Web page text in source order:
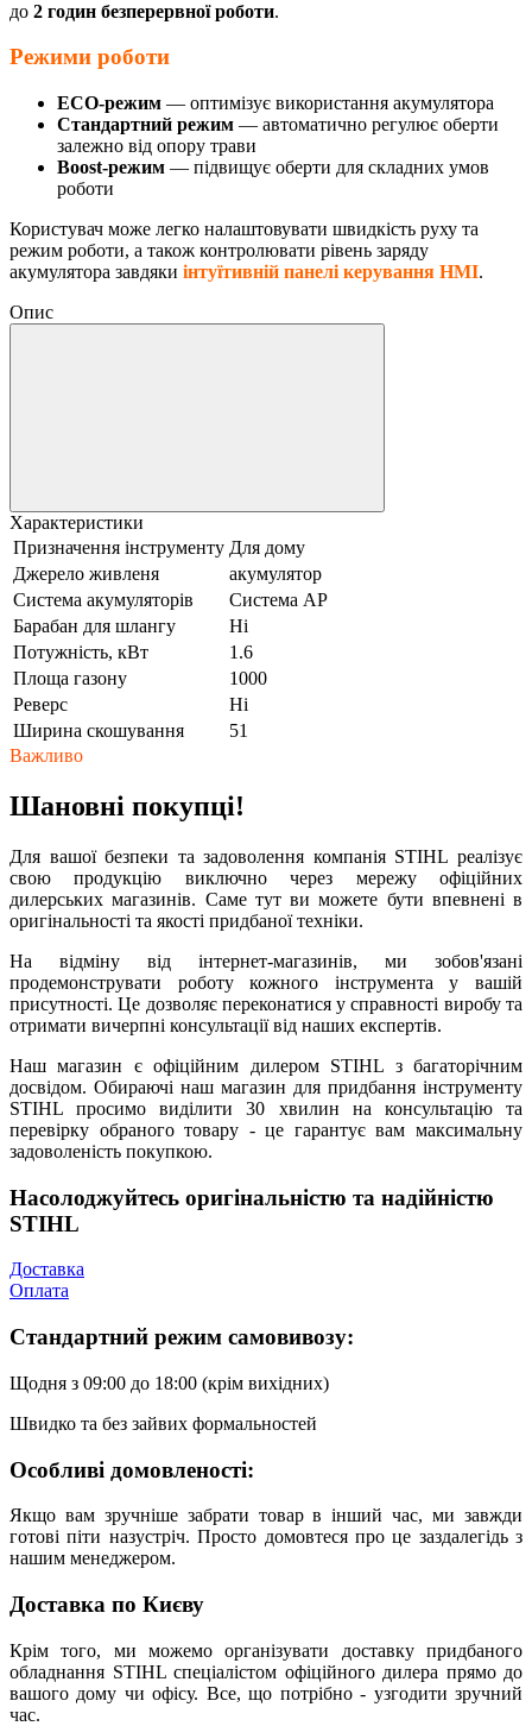
до 2 годин безперервної роботи.
Режими роботи
ECO-режим — оптимізує використання акумулятора
Стандартний режим — автоматично регулює оберти
залежно від опору трави
Boost-режим — підвищує оберти для складних умов
роботи
Користувач може легко налаштовувати швидкість руху та
режим роботи, а також контролювати рівень заряду
акумулятора завдяки інтуїтивній панелі керування HMI.
Опис
Характеристики
Призначення інструменту Для дому
Джерело живленя
акумулятор
Cистема акумуляторів
Система AP
Барабан для шлангу
Ні
Потужність, кВт
1.6
Площа газону
1000
Реверс
Ні
Ширина скошування
51
Важливо
Шановні покупці!
Для вашої безпеки та задоволення компанія STIHL реалізує
свою продукцію виключно через мережу офіційних
дилерських магазинів. Саме тут ви можете бути впевнені в
оригінальності та якості придбаної техніки.
На відміну від інтернет-магазинів, ми зобов'язані
продемонструвати роботу кожного інструмента у вашій
присутності. Це дозволяє переконатися у справності виробу та
отримати вичерпні консультації від наших експертів.
Наш магазин є офіційним дилером STIHL з багаторічним
досвідом. Обираючі наш магазин для придбання інструменту
STIHL просимо виділити 30 хвилин на консультацію та
перевірку обраного товару - це гарантує вам максимальну
задоволеність покупкою.
Насолоджуйтесь оригінальністю та надійністю
STIHL
Доставка
Оплата
Стандартний режим самовивозу:
Щодня з 09:00 до 18:00 (крім вихідних)
Швидко та без зайвих формальностей
Особливі домовленості:
Якщо вам зручніше забрати товар в інший час, ми завжди
готові піти назустріч. Просто домовтеся про це заздалегідь з
нашим менеджером.
Доставка по Києву
Крім того, ми можемо організувати доставку придбаного
обладнання STIHL спеціалістом офіційного дилера прямо до
вашого дому чи офісу. Все, що потрібно - узгодити зручний
час.